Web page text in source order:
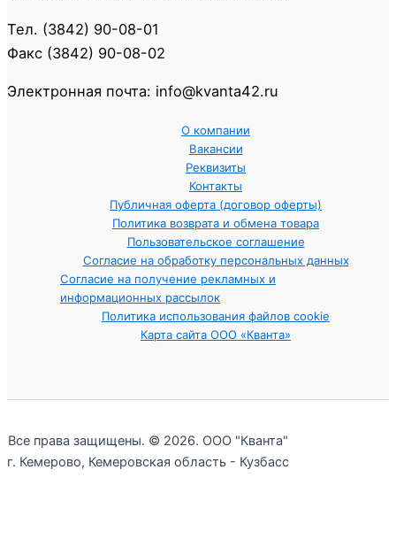
Тел. (3842) 90-08-01
Факс (3842) 90-08-02
Электронная почта: info@kvanta42.ru
О компании
Вакансии
Реквизиты
Контакты
Публичная оферта (договор оферты)
Политика возврата и обмена товара
Пользовательское соглашение
Согласие на обработку персональных данных
Согласие на получение рекламных и
информационных рассылок
Политика использования файлов cookie
Карта сайта ООО «Кванта»
Все права защищены. © 2026. ООО "Кванта"
г. Кемерово, Кемеровская область - Кузбасс